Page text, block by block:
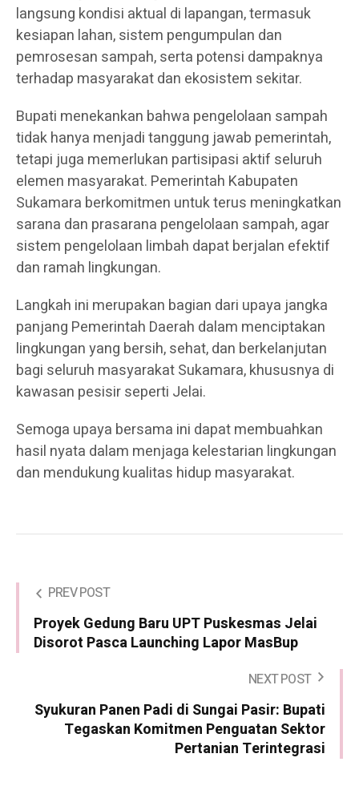
langsung kondisi aktual di lapangan, termasuk
kesiapan lahan, sistem pengumpulan dan
pemrosesan sampah, serta potensi dampaknya
terhadap masyarakat dan ekosistem sekitar.
Bupati menekankan bahwa pengelolaan sampah
tidak hanya menjadi tanggung jawab pemerintah,
tetapi juga memerlukan partisipasi aktif seluruh
elemen masyarakat. Pemerintah Kabupaten
Sukamara berkomitmen untuk terus meningkatkan
sarana dan prasarana pengelolaan sampah, agar
sistem pengelolaan limbah dapat berjalan efektif
dan ramah lingkungan.
Langkah ini merupakan bagian dari upaya jangka
panjang Pemerintah Daerah dalam menciptakan
lingkungan yang bersih, sehat, dan berkelanjutan
bagi seluruh masyarakat Sukamara, khususnya di
kawasan pesisir seperti Jelai.
Semoga upaya bersama ini dapat membuahkan
hasil nyata dalam menjaga kelestarian lingkungan
dan mendukung kualitas hidup masyarakat.
PREV POST
Proyek Gedung Baru UPT Puskesmas Jelai
Disorot Pasca Launching Lapor MasBup
NEXT POST
Syukuran Panen Padi di Sungai Pasir: Bupati
Tegaskan Komitmen Penguatan Sektor
Pertanian Terintegrasi